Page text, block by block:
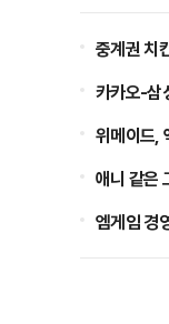
중계권 치
카카오-삼
위메이드,
애니 같은
엠게임 경